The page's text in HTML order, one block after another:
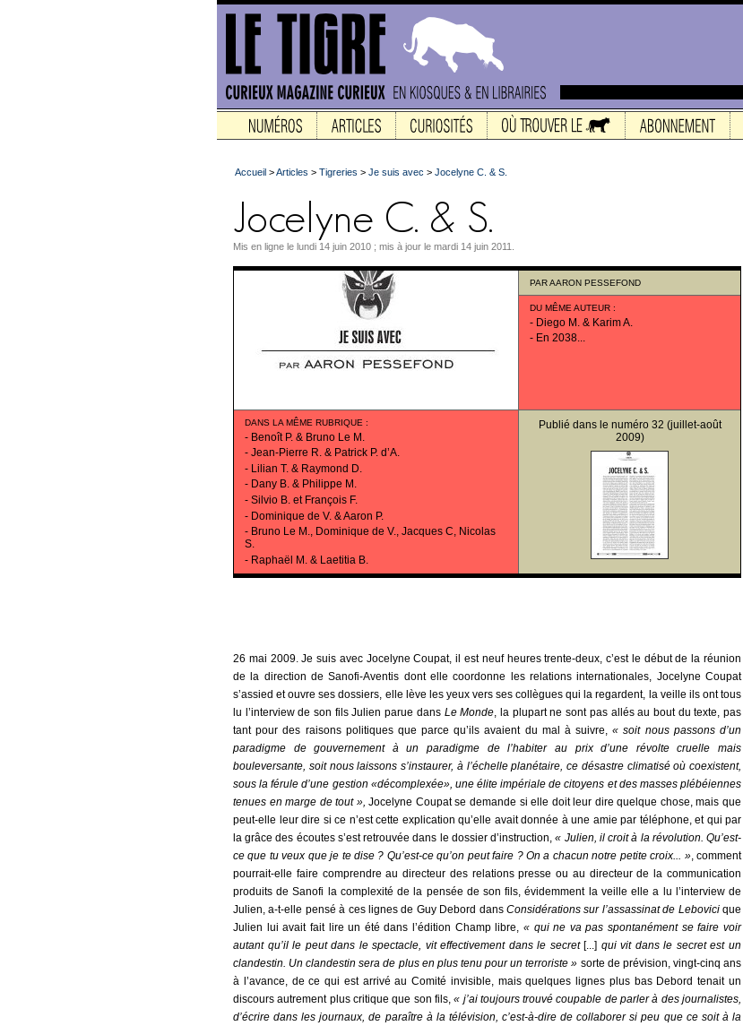
Accueil >Articles > Tigreries > Je suis avec > Jocelyne C. & S.
Mis en ligne le lundi 14 juin 2010 ; mis à jour le mardi 14 juin 2011.
PARAARON PESSEFOND
DU MÊME AUTEUR :
- Diego M. & Karim A.
- En 2038...
DANS LA MÊME RUBRIQUE :
- Benoît P. & Bruno Le M.
- Jean-Pierre R. & Patrick P. d’A.
- Lilian T. & Raymond D.
- Dany B. & Philippe M.
- Silvio B. et François F.
- Dominique de V. & Aaron P.
- Bruno Le M., Dominique de V., Jacques C, Nicolas
S.
- Raphaël M. & Laetitia B.
Publié dans le numéro 32 (juillet-août
2009)
26 mai 2009. Je suis avec Jocelyne Coupat, il est neuf heures trente-deux, c’est le début de la réunion
de la direction de Sanofi-Aventis dont elle coordonne les relations internationales, Jocelyne Coupat
s’assied et ouvre ses dossiers, elle lève les yeux vers ses collègues qui la regardent, la veille ils ont tous
lu l’interview de son fils Julien parue dans Le Monde, la plupart ne sont pas allés au bout du texte, pas
tant pour des raisons politiques que parce qu’ils avaient du mal à suivre,« soit nous passons d’un
paradigme de gouvernement à un paradigme de l’habiter au prix d’une révolte cruelle mais
bouleversante, soit nous laissons s’instaurer, à l’échelle planétaire, ce désastre climatisé où coexistent,
sous la férule d’une gestion «décomplexée», une élite impériale de citoyens et des masses plébéiennes
tenues en marge de tout »,Jocelyne Coupat se demande si elle doit leur dire quelque chose, mais que
peut-elle leur dire si ce n’est cette explication qu’elle avait donnée à une amie par téléphone, et qui par
la grâce des écoutes s’est retrouvée dans le dossier d’instruction,« Julien, il croit à la révolution. Qu’est-
ce que tu veux que je te dise ? Qu’est-ce qu’on peut faire ? On a chacun notre petite croix... », comment
pourrait-elle faire comprendre au directeur des relations presse ou au directeur de la communication
produits de Sanofi la complexité de la pensée de son fils, évidemment la veille elle a lu l’interview de
Julien, a-t-elle pensé à ces lignes de Guy Debord dans Considérations sur l’assassinat de Lebovici que
Julien lui avait fait lire un été dans l’édition Champ libre, « qui ne va pas spontanément se faire voir
autant qu’il le peut dans le spectacle, vit effectivement dans le secret [...] qui vit dans le secret est un
clandestin. Un clandestin sera de plus en plus tenu pour un terroriste » sorte de prévision, vingt-cinq ans
à l’avance, de ce qui est arrivé au Comité invisible, mais quelques lignes plus bas Debord tenait un
discours autrement plus critique que son fils,« j’ai toujours trouvé coupable de parler à des journalistes,
d’écrire dans les journaux, de paraître à la télévision, c’est-à-dire de collaborer si peu que ce soit à la